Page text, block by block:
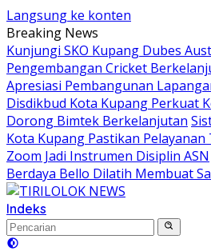
Langsung ke konten
Breaking News
Kunjungi SKO Kupang Dubes
Pengembangan Cricket
Apresiasi Pembangunan
Disdikbud Kota Kupang Perkuat
Dorong Bimtek Berkelanjutan
Kota Kupang Pastikan
Zoom Jadi Instrumen Disiplin ASN
Berdaya Bello Dilatih Membuat
Indeks